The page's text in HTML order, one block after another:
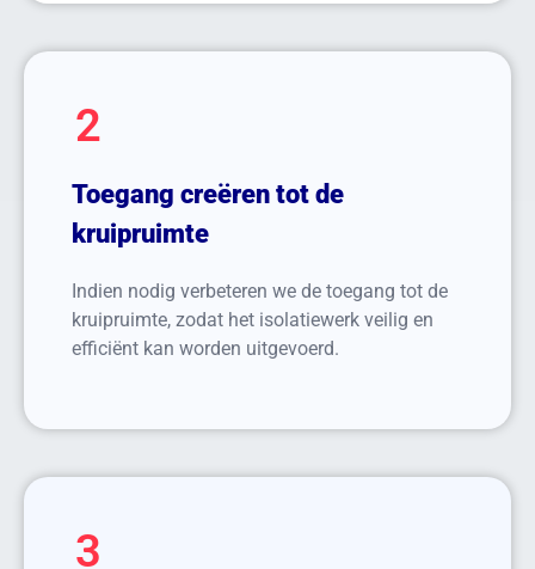
2
Toegang creëren tot de
kruipruimte
Indien nodig verbeteren we de toegang tot de
kruipruimte, zodat het isolatiewerk veilig en
efficiënt kan worden uitgevoerd.
3